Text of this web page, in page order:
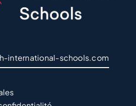
international-schools.com